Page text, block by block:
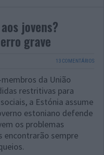
jovens?
grave
13 COMENTÁRIOS
da União
restritivas para
a Estónia assume
estoniano defende
os problemas
encontrarão sempre